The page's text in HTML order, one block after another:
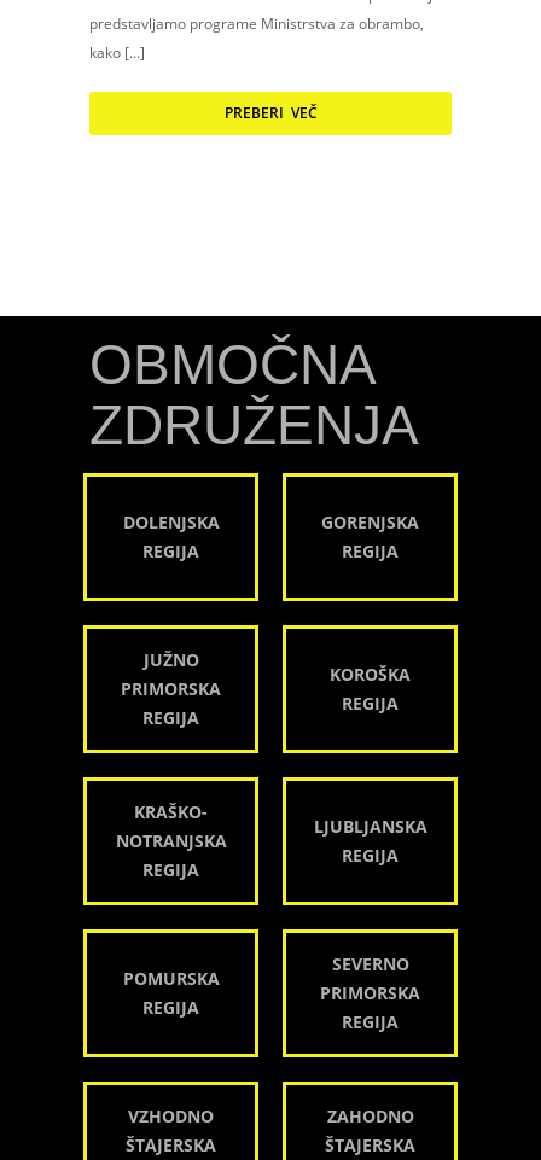
predstavljamo programe Ministrstva za obrambo,
kako […]
PREBERI VEČ
OBMOČNA
ZDRUŽENJA
DOLENJSKA
REGIJA
GORENJSKA
REGIJA
JUŽNO
PRIMORSKA
REGIJA
KOROŠKA
REGIJA
KRAŠKO-
NOTRANJSKA
REGIJA
LJUBLJANSKA
REGIJA
POMURSKA
REGIJA
SEVERNO
PRIMORSKA
REGIJA
VZHODNO
ŠTAJERSKA
ZAHODNO
ŠTAJERSKA